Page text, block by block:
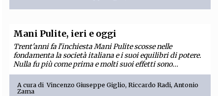
Mani Pulite, ieri e oggi
Trent'anni fa l'inchiesta Mani Pulite scosse nelle
fondamenta la società italiana e i suoi equilibri di potere.
Nulla fu più come prima e molti suoi effetti sono...
A cura diVincenzo Giuseppe Giglio,Riccardo Radi,Antonio
Zama